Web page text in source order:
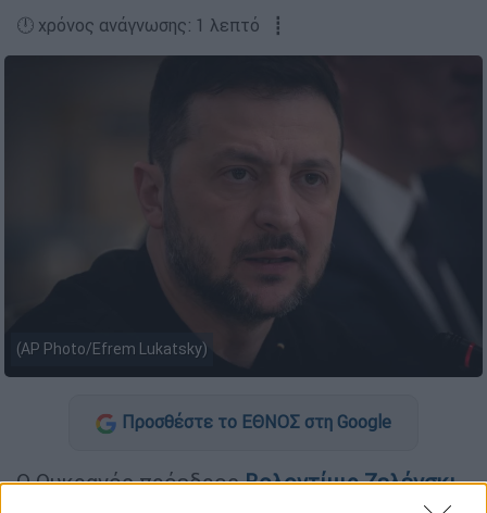
🕛 χρόνος ανάγνωσης: 1 λεπτό ┋
(AP Photo/Efrem Lukatsky)
Προσθέστε το ΕΘΝΟΣ στη Google
Ο Ουκρανός πρόεδροςΒολοντίμιρ Ζελένσκι